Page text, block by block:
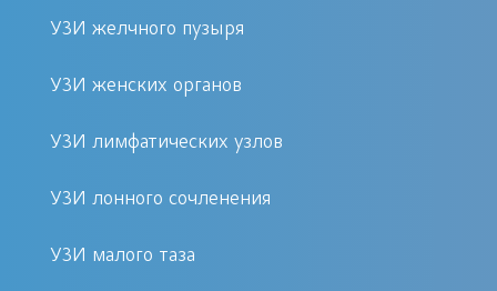
патологического отклонения.
Следует выполнить ультразвуковое
сканирование при выявлении
могут указывать на присутствие
УЗИ желчного пузыря
УЗИ женских органов
УЗИ лимфатических узлов
УЗИ лонного сочленения
УЗИ малого таза